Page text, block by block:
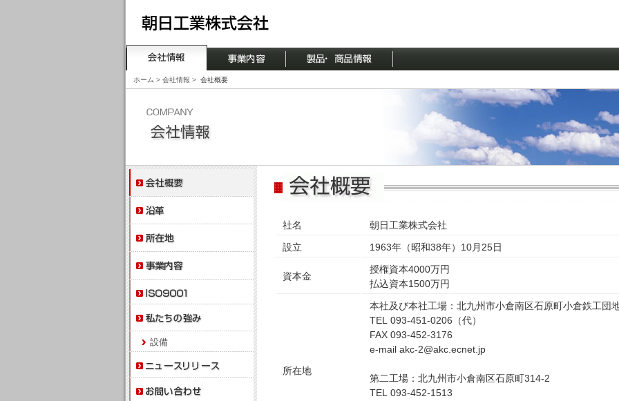
ホーム > 会社情報 > 会社概要
社名
朝日工業株式会社
設立
1963年（昭和38年）10月25日
資本金
授権資本4000万円
払込資本1500万円
所在地
本社及び本社工場：北九州市小倉南区石原町小倉鉄工団
TEL 093-451-0206（代）
FAX 093-452-3176
e-mail akc-2@akc.ecnet.jp
第二工場：北九州市小倉南区石原町314-2
TEL 093-452-1513
設備